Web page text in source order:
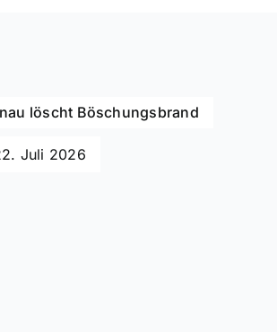
löscht Böschungsbrand
Juli 2026